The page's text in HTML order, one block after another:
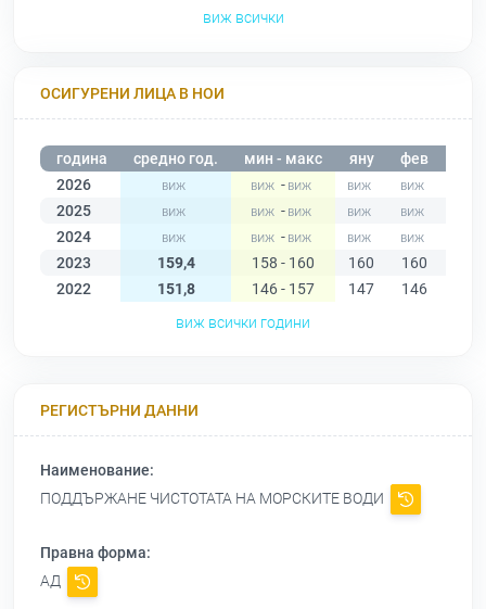
виж всички
ОСИГУРЕНИ ЛИЦА В НОИ
година средно год. мин - макс яну фев
2026
-
2025
-
2024
-
2023
159,4 158 - 160 160 160
2022
151,8 146 - 157 147 146
виж всички години
РЕГИСТЪРНИ ДАННИ
Наименование:
ПОДДЪРЖАНЕ ЧИСТОТАТА НА МОРСКИТЕ ВОДИ
Правна форма:
АД